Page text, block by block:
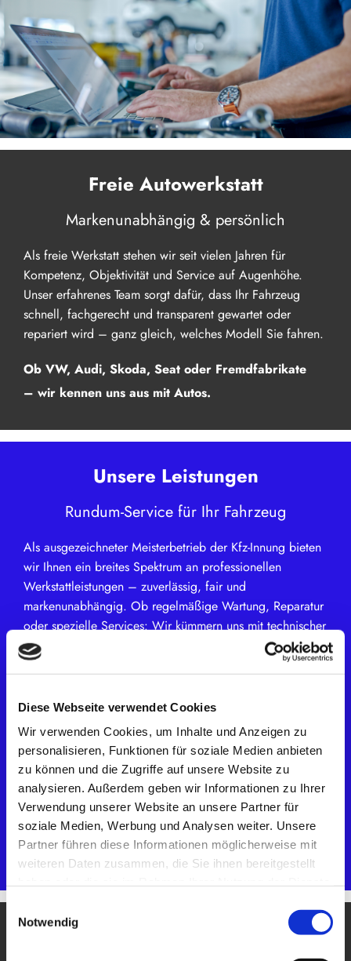
Diese Webseite verwendet Cookies
Wir verwenden Cookies, um Inhalte und Anzeigen zu
personalisieren, Funktionen für soziale Medien anbieten
zu können und die Zugriffe auf unsere Website zu
analysieren. Außerdem geben wir Informationen zu Ihrer
Verwendung unserer Website an unsere Partner für
soziale Medien, Werbung und Analysen weiter. Unsere
Partner führen diese Informationen möglicherweise mit
weiteren Daten zusammen, die Sie ihnen bereitgestellt
Einwilligungsauswahl
Notwendig
Freie Autowerkstatt
Markenunabhängig & persönlich
Als freie Werkstatt stehen wir seit vielen Jahren für
Kompetenz, Objektivität und Service auf Augenhöhe.
Unser erfahrenes Team sorgt dafür, dass Ihr Fahrzeug
schnell, fachgerecht und transparent gewartet oder
repariert wird – ganz gleich, welches Modell Sie fahren.
Ob VW, Audi, Skoda, Seat oder Fremdfabrikate
– wir kennen uns aus mit Autos.
Unsere Leistungen
Rundum-Service für Ihr Fahrzeug
Als ausgezeichneter Meisterbetrieb der Kfz-Innung bieten
wir Ihnen ein breites Spektrum an professionellen
Werkstattleistungen – zuverlässig, fair und
markenunabhängig. Ob regelmäßige Wartung, Reparatur
oder spezielle Services: Wir kümmern uns mit technischer
Präzision und persönlichem Engagement um Ihr Fahrzeug
– ganz gleich, welches Fabrikat Sie fahren.
Inspektion
Autoglas-Service
 Reifenservice
 Achsvermessung
 Klimaanlagen-Service
Lackierarbeiten
 HU / AU (Haupt- und Abgasuntersuchung)